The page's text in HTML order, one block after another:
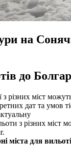
на
до
з різних міст
дат та умов
з різних міст
міста для